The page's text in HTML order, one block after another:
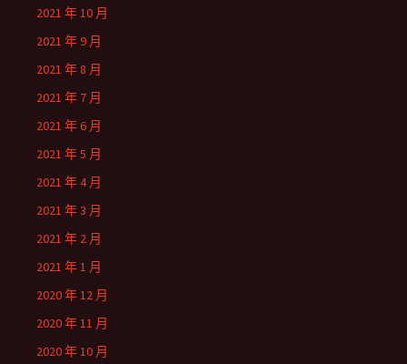
2021 年 10 月
2021 年 9 月
2021 年 8 月
2021 年 7 月
2021 年 6 月
2021 年 5 月
2021 年 4 月
2021 年 3 月
2021 年 2 月
2021 年 1 月
2020 年 12 月
2020 年 11 月
2020 年 10 月